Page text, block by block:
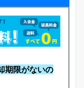
期限がないの